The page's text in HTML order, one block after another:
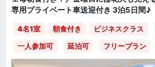
専用プライベート車送迎付き 3泊5日間♪
4名1室 朝食付き ビジネスクラス
一人参加可 延泊可 フリープラン